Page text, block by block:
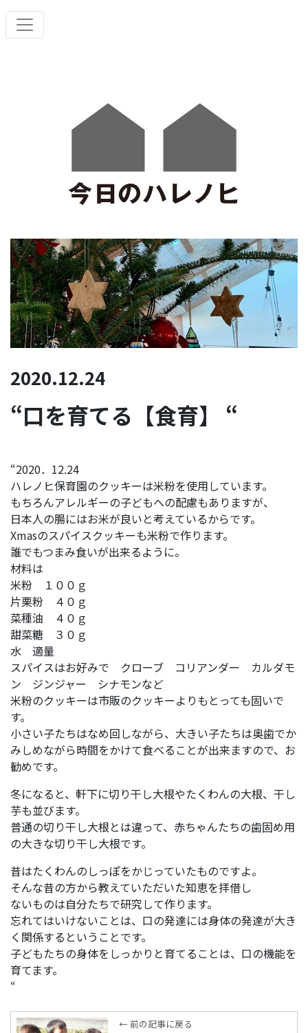
2020.12.24
“口を育てる【食育】 “
“2020．12.24
ハレノヒ保育園のクッキーは米粉を使用しています。
もちろんアレルギーの子どもへの配慮もありますが、
日本人の腸にはお米が良いと考えているからです。
Xmasのスパイスクッキーも米粉で作ります。
誰でもつまみ食いが出来るように。
材料は
米粉 １００ｇ
片栗粉 ４０ｇ
菜種油 ４０ｇ
甜菜糖 ３０ｇ
水 適量
スパイスはお好みで クローブ コリアンダー カルダモ
ン ジンジャー シナモンなど
米粉のクッキーは市販のクッキーよりもとっても固いで
す。
小さい子たちはなめ回しながら、大きい子たちは奥歯でか
みしめながら時間をかけて食べることが出来ますので、お
勧めです。
冬になると、軒下に切り干し大根やたくわんの大根、干し
芋も並びます。
普通の切り干し大根とは違って、赤ちゃんたちの歯固め用
の大きな切り干し大根です。
昔はたくわんのしっぽをかじっていたものですよ。
そんな昔の方から教えていただいた知恵を拝借し
ないものは自分たちで研究して作ります。
忘れてはいけないことは、口の発達には身体の発達が大き
く関係するということです。
子どもたちの身体をしっかりと育てることは、口の機能を
育てます。
“
← 前の記事に戻る